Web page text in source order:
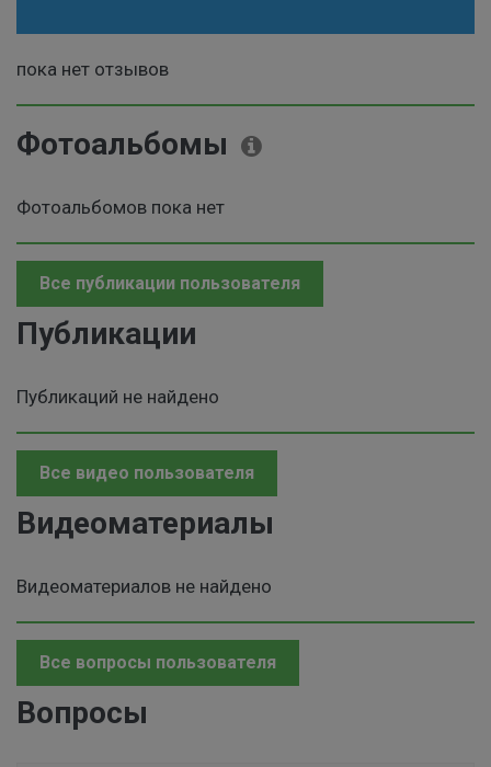
пока нет отзывов
Фотоальбомы
Фотоальбомов пока нет
Все публикации пользователя
Публикации
Публикаций не найдено
Все видео пользователя
Видеоматериалы
Видеоматериалов не найдено
Все вопросы пользователя
Вопросы